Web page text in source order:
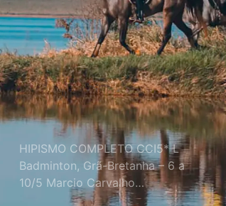
HIPISMO COMPLETO CCI5* L
Badminton, Grã-Bretanha – 6 a
10/5 Marcio Carvalho…